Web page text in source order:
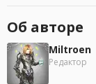
Об авторе
Miltroen
Редактор